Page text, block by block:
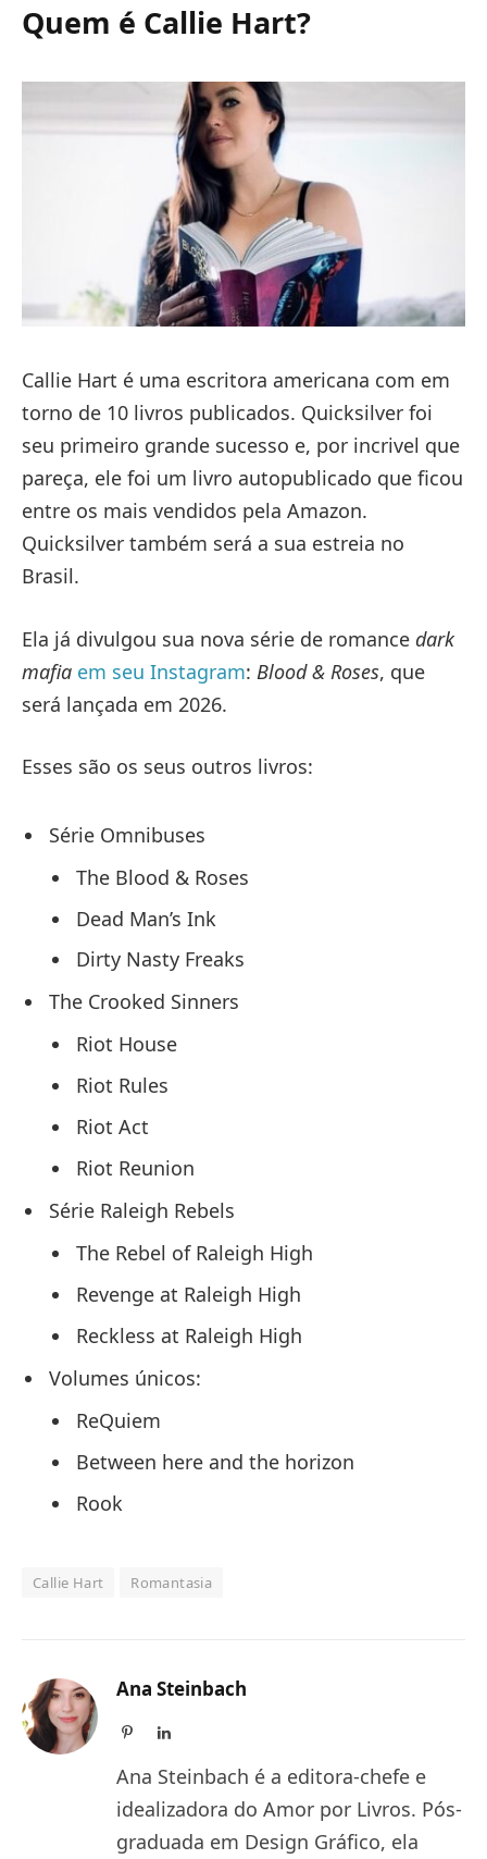
Quem é Callie Hart?
Callie Hart é uma escritora americana com em
torno de 10 livros publicados. Quicksilver foi
seu primeiro grande sucesso e, por incrivel que
pareça, ele foi um livro autopublicado que ficou
entre os mais vendidos pela Amazon.
Quicksilver também será a sua estreia no
Brasil.
Ela já divulgou sua nova série de romance dark
mafia em seu Instagram: Blood & Roses, que
será lançada em 2026.
Esses são os seus outros livros:
Série Omnibuses
The Blood & Roses
Dead Man’s Ink
Dirty Nasty Freaks
The Crooked Sinners
Riot House
Riot Rules
Riot Act
Riot Reunion
Série Raleigh Rebels
The Rebel of Raleigh High
Revenge at Raleigh High
Reckless at Raleigh High
Volumes únicos:
ReQuiem
Between here and the horizon
Rook
Callie Hart Romantasia
Ana Steinbach
PinterestLinkedIn
Ana Steinbach é a editora-chefe e
idealizadora do Amor por Livros. Pós-
graduada em Design Gráfico, ela